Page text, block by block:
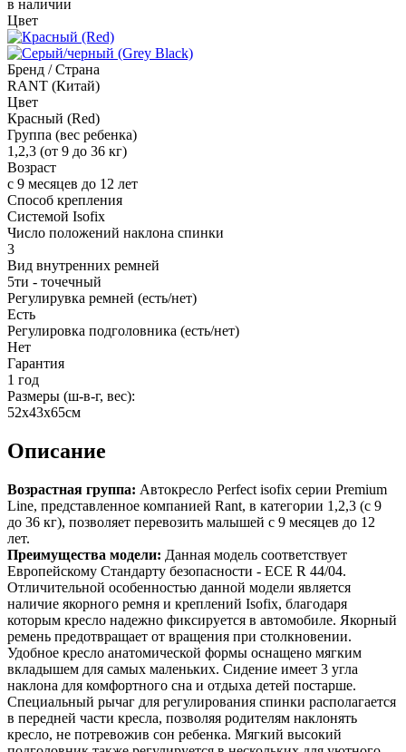
в наличии
Цвет
Бренд / Страна
RANT (Китай)
Цвет
Красный (Red)
Группа (вес ребенка)
1,2,3 (от 9 до 36 кг)
Возраст
с 9 месяцев до 12 лет
Способ крепления
Системой Isofix
Число положений наклона спинки
3
Вид внутренних ремней
5ти - точечный
Регулирувка ремней (есть/нет)
Есть
Регулировка подголовника (есть/нет)
Нет
Гарантия
1 год
Размеры (ш-в-г, вес):
52x43x65см
Описание
Возрастная группа: Автокресло Perfect isofix серии Premium
Line, представленное компанией Rant, в категории 1,2,3 (с 9
до 36 кг), позволяет перевозить малышей с 9 месяцев до 12
лет.
Преимущества модели: Данная модель соответствует
Европейскому Стандарту безопасности - ECE R 44/04.
Отличительной особенностью данной модели является
наличие якорного ремня и креплений Isofix, благодаря
которым кресло надежно фиксируется в автомобиле. Якорный
ремень предотвращает от вращения при столкновении.
Удобное кресло анатомической формы оснащено мягким
вкладышем для самых маленьких. Сидение имеет 3 угла
наклона для комфортного сна и отдыха детей постарше.
Специальный рычаг для регулирования спинки располагается
в передней части кресла, позволяя родителям наклонять
кресло, не потревожив сон ребенка. Мягкий высокий